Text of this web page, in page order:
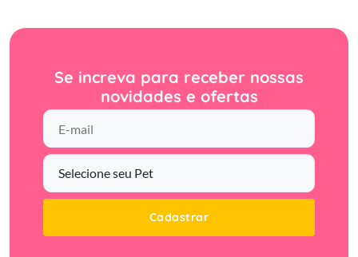
Se increva para receber nossas
novidades e ofertas
Cadastrar